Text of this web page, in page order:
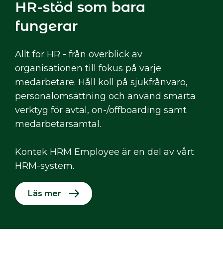
HR-stöd som bara
fungerar
Allt för HR - från överblick av
organisationen till fokus på varje
medarbetare. Håll koll på sjukfrånvaro,
personalomsättning och använd smarta
verktyg för avtal, on-/offboarding samt
medarbetarsamtal.
Kontek HRM Employee är en del av vårt
HRM-system.
Läs mer